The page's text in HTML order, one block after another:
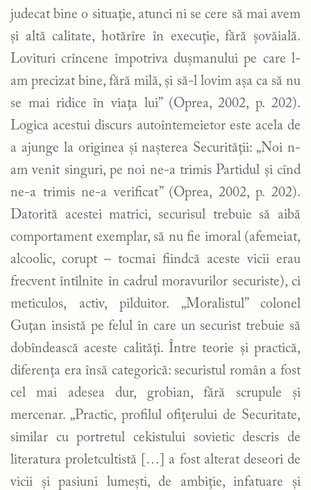
judecat bine o situaţie, atunci ni se cere să mai avem
şi altă calitate, hotărîre în execuţie, fără şovăială.
Lovituri crîncene împotriva duşmanului pe care l-
am precizat bine, fără milă, şi să-l lovim aşa ca să nu
se mai ridice în viaţa lui” (Oprea, 2002, p. 202).
Logica acestui discurs autoîntemeietor este acela de
a ajunge la originea şi naşterea Securităţii: „Noi n-
am venit singuri, pe noi ne-a trimis Partidul şi cînd
ne-a trimis ne-a verificat” (Oprea, 2002, p. 202).
Datorită acestei matrici, securisul trebuie să aibă
comportament exemplar, să nu fie imoral (afemeiat,
alcoolic, corupt – tocmai fiindcă aceste vicii erau
frecvent întîlnite în cadrul moravurilor securiste), ci
meticulos, activ, pilduitor. „Moralistul” colonel
Guţan insistă pe felul în care un securist trebuie să
dobîndească aceste calităţi. Între teorie şi practică,
diferenţa era însă categorică: securistul român a fost
cel mai adesea dur, grobian, fără scrupule şi
mercenar. „Practic, profilul ofiţerului de Securitate,
similar cu portretul cekistului sovietic descris de
literatura proletcultistă […] a fost alterat deseori de
vicii şi pasiuni lumeşti, de ambiţie, infatuare şi